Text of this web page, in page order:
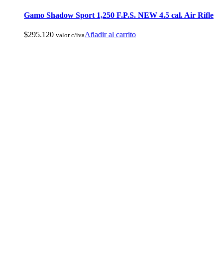
Gamo Shadow Sport 1,250 F.P.S. NEW 4.5 cal. Air Rifle
$295.120 valor c/ivaAñadir al carrito